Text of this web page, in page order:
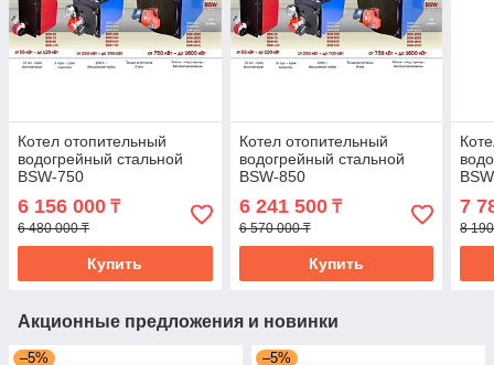
Котел отопительный
водогрейный стальной
BSW-750
6 156 000 ₸
6 480 000 ₸
Купить
Котел отопительный
водогрейный стальной
BSW-850
6 241 500₸
6 570 000 ₸
Купить
7
8
Акционные предложения и новинки
–5% –5%